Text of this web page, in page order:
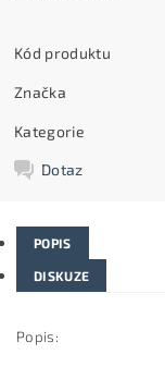
Kód produktu
Značka
Kategorie
Dotaz
POPIS
DISKUZE
Popis: